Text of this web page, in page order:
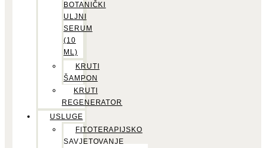
BOTANIČKI
ULJNI
SERUM
(10
ML)
KRUTI
ŠAMPON
KRUTI
REGENERATOR
USLUGE
FITOTERAPIJSKO
SAVJETOVANJE